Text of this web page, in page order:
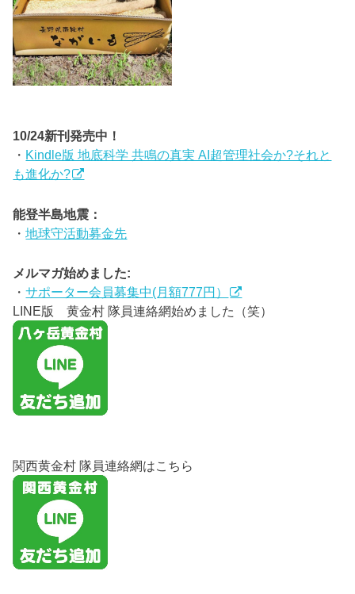
10/24新刊発売中！
・ Kindle版 地底科学 共鳴の真実 AI超管理社会か?それと
も進化か?
能登半島地震：
・地球守活動募金先
メルマガ始めました:
・サポーター会員募集中(月額777円）
LINE版 黄金村 隊員連絡網始めました（笑）
関西黄金村 隊員連絡網はこちら